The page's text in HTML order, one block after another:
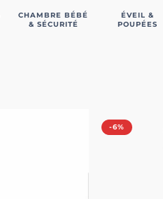
CHAMBRE BÉBÉ
& SÉCURITÉ
ÉVEIL &
POUPÉES
-6%